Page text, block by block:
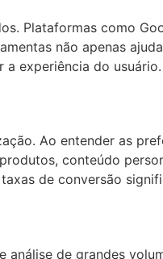
Plataformas como
não apenas
experiência do usuário.
Ao entender as
conteúdo
de conversão
de grandes